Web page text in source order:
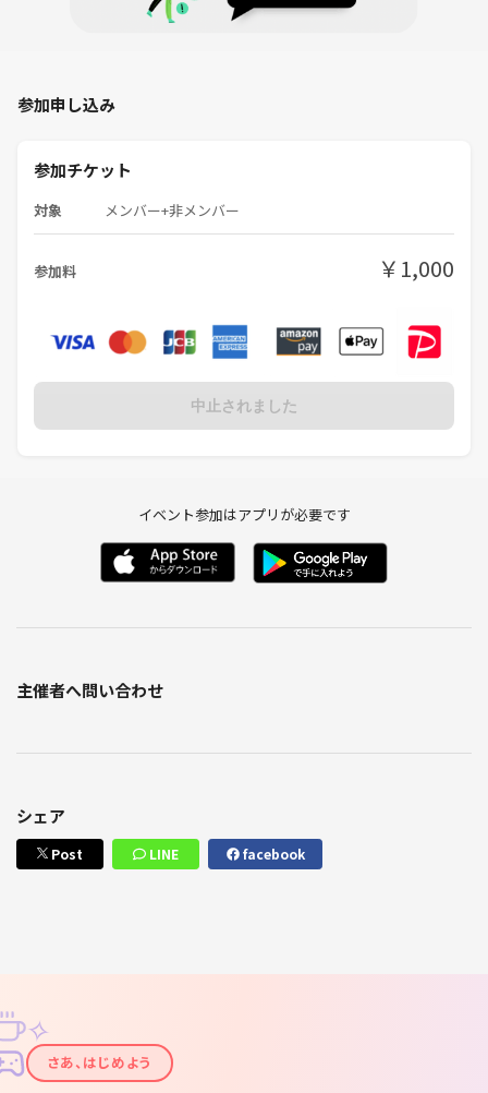
参加申し込み
参加チケット
対象 メンバー+非メンバー
参加料 ￥1,000
中止されました
イベント参加はアプリが必要です
主催者へ問い合わせ
シェア
Post LINE facebook
✦
✧
さあ、はじめよう